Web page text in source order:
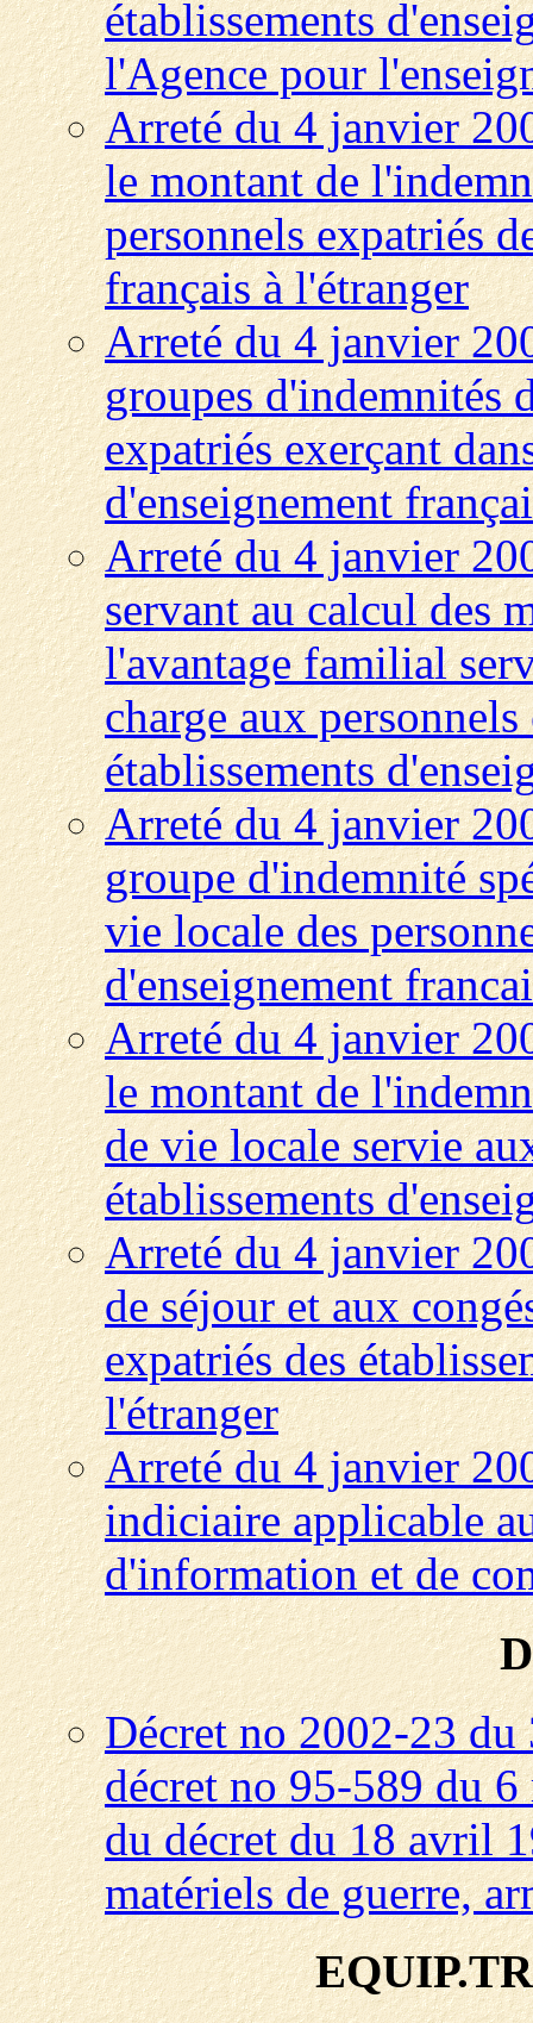
établissements
l'Agence pour
Arreté du 4 janvier
le montant de
personnels expatriés
français à l'étranger
Arreté du 4 janvier
groupes d'indemnités
expatriés exerçant
d'enseignement
Arreté du 4 janvier
servant au calcul des
l'avantage familial
charge aux
établissements
Arreté du 4 janvier
groupe d'indemnité
vie locale des
d'enseignement
Arreté du 4 janvier
le montant de
de vie locale servie
établissements
Arreté du 4 janvier
de séjour et aux
expatriés des
l'étranger
Arreté du 4 janvier
indiciaire applicable
d'information et de
Décret no 2002-23
décret no 95-589 du
du décret du 18 avril
matériels de guerre,